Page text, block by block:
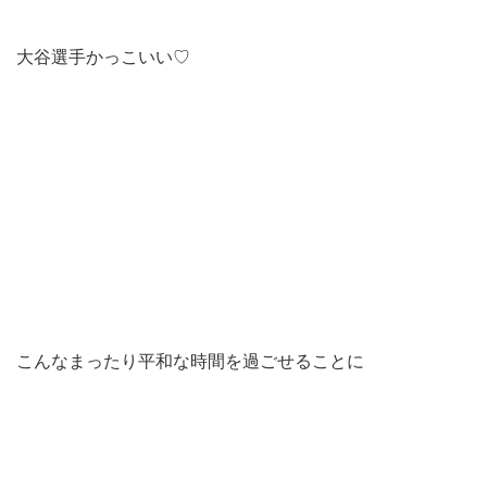
大谷選手かっこいい♡
こんなまったり平和な時間を過ごせることに